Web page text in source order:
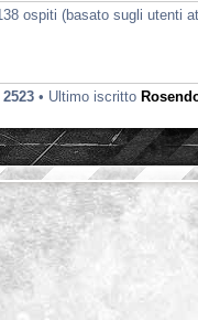
ospiti (basato sugli utenti
2523 • Ultimo iscritto